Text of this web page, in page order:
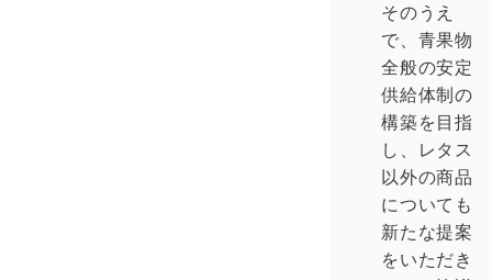
そのうえ
で、青果物
全般の安定
供給体制の
構築を目指
し、レタス
以外の商品
についても
新たな提案
をいただき